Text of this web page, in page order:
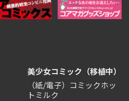
美少女コミック（移植中）
（紙/電子）コミックホッ
トミルク